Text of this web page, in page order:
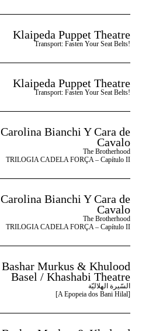
Klaipeda Puppet Theatre
Transport: Fasten Your Seat Belts!
Klaipeda Puppet Theatre
Transport: Fasten Your Seat Belts!
Carolina Bianchi Y Cara de
Cavalo
The Brotherhood
TRILOGIA CADELA FORÇA – Capítulo II
Carolina Bianchi Y Cara de
Cavalo
The Brotherhood
TRILOGIA CADELA FORÇA – Capítulo II
Bashar Murkus & Khulood
Basel / Khashabi Theatre
السّيرة الهلاليّة
[A Epopeia dos Bani Hilal]